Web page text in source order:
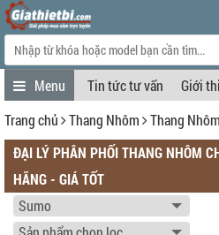
Tin tức tư vấn Giới
Trang chủ
Thang Nhôm Thang
ĐẠI LÝ PHÂN PHỐI THANG NHÔM
HÃNG - GIÁ TỐT